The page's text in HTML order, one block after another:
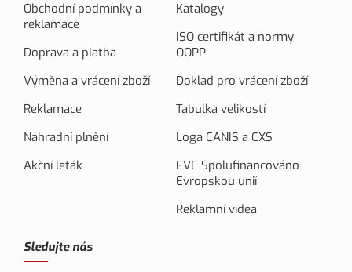
Obchodní podmínky a
reklamace
Doprava a platba
Výměna a vrácení zboží
Reklamace
Náhradní plnění
Akční leták
Katalogy
ISO certifikát a normy
OOPP
Doklad pro vrácení zboží
Tabulka velikostí
Loga CANIS a CXS
FVE Spolufinancováno
Evropskou unií
Reklamní videa
Sledujte nás